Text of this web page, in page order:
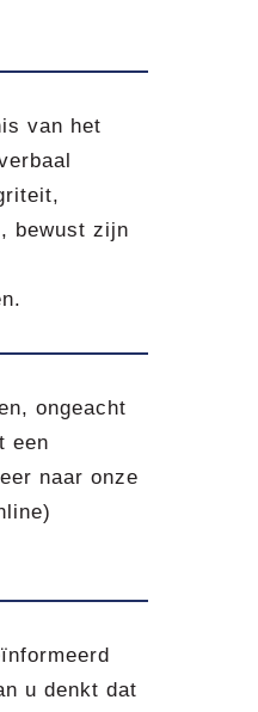
van het
bewust zijn
ongeacht
een
naar onze
u denkt dat